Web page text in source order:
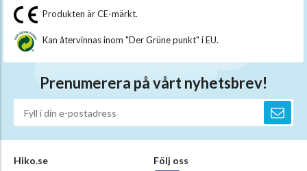
Produkten är CE-märkt.
Kan återvinnas inom "Der Grüne punkt" i EU.
Prenumerera på vårt nyhetsbrev!
Hiko.se Följ oss